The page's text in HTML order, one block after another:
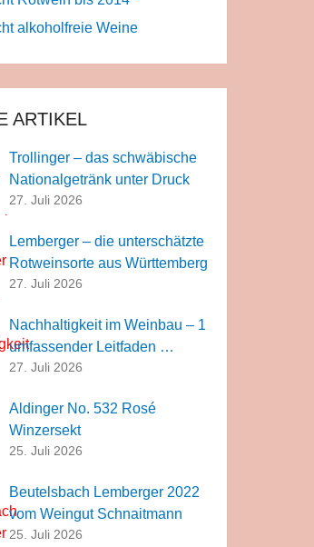
alkoholfreie Weine
ARTIKEL
Trollinger – das schwäbische
Nationalgetränk unter Druck
27. Juli 2026
Lemberger – die unterschätzte
Rotweinsorte aus Württemberg
27. Juli 2026
Nachhaltigkeit im Weinbau – 1
umfassender Leitfaden …
27. Juli 2026
Aldinger No. 532 Rosé
Winzersekt
25. Juli 2026
Beutelsbach Lemberger 2022
vom Weingut Schnaitmann
25. Juli 2026